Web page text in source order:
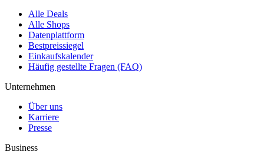
Alle Deals
Alle Shops
Datenplattform
Bestpreissiegel
Einkaufskalender
Häufig gestellte Fragen (FAQ)
Unternehmen
Über uns
Karriere
Presse
Business